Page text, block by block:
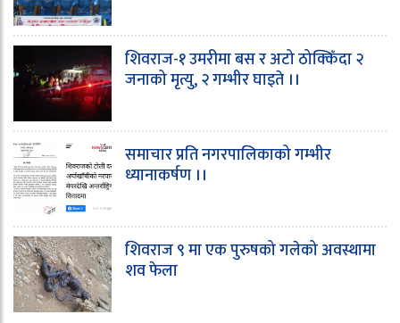
शिवराज-१ उमरीमा बस र अटो ठोक्किँदा २
जनाको मृत्यु, २ गम्भीर घाइते ।।
समाचार प्रति नगरपालिकाको गम्भीर
ध्यानाकर्षण ।।
शिवराज ९ मा एक पुरुषको गलेको अवस्थामा
शव फेला